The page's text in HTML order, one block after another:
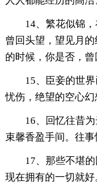
14、繁花似锦
曾回头望，望见月
的时候，你是否，曾
15、臣妾的世
忧伤，绝望的空心幻
16、回忆往昔
束馨香盈手间。往事
17、那些不堪
现在拥有的一切就好